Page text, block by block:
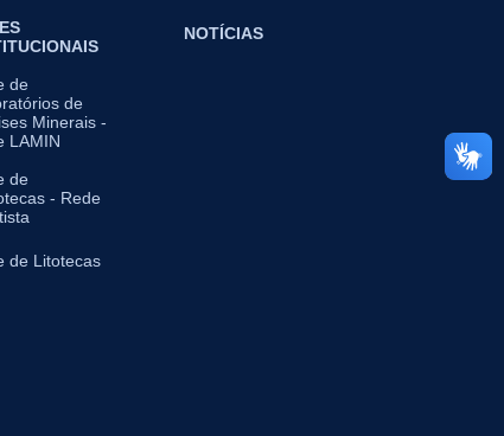
de
de
Minerais -
LAMIN
de
- Rede
de Litotecas
NOTÍCIAS